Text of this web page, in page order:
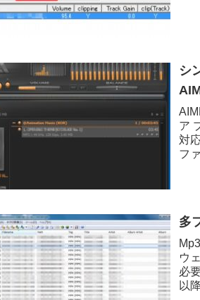
シ
ア
対
フ
多
ウ
必
以